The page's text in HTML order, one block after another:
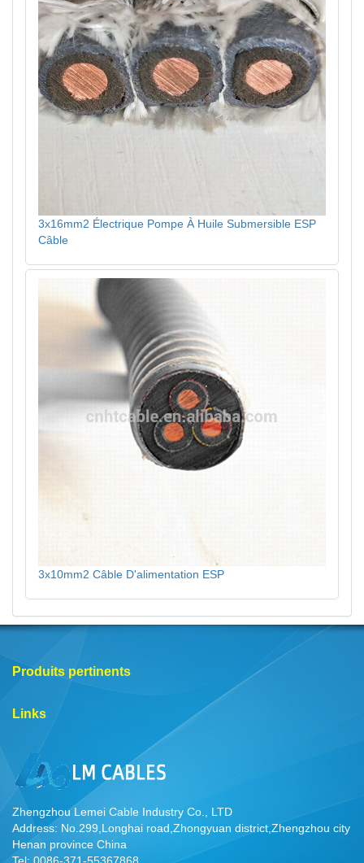
3x16mm2 Électrique Pompe À Huile Submersible ESP
Câble
3x10mm2 Câble D'alimentation ESP
Produits pertinents
Links
Zhengzhou Lemei Cable Industry Co., LTD
Address: No.299,Longhai road,Zhongyuan district,Zhengzhou city
Henan province China